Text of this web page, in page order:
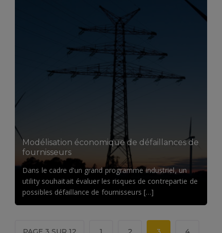
Modélisation économique de défaillances de
fournisseurs
Dans le cadre d’un grand programme industriel, un
utility souhaitait évaluer les risques de contrepartie de
possibles défaillance de fournisseurs […]